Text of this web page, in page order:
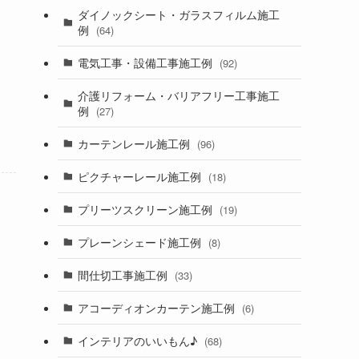
ダイノックシート・ガラスフィルム施工
例 (64)
電気工事・設備工事施工例 (92)
介護リフォーム・バリアフリー工事施工
例 (27)
カーテンレール施工例 (96)
ピクチャーレール施工例 (18)
プリーツスクリーン施工例 (19)
プレーンシェード施工例 (8)
間仕切工事施工例 (33)
アコーディオンカーテン施工例 (6)
インテリアのいいもん♪ (68)